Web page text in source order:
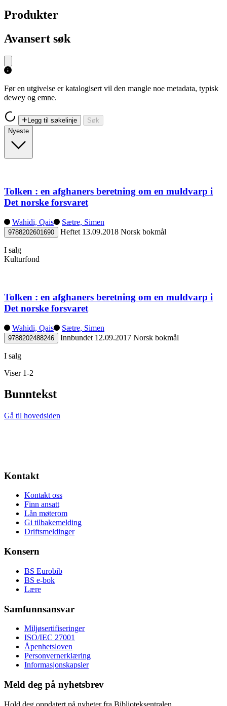
Produkter
Avansert søk
Før en utgivelse er katalogisert vil den mangle noe metadata, typisk
dewey og emne.
Legg til søkelinje
Søk
Nyeste
Tolken : en afghaners beretning om en muldvarp i
Det norske forsvaret
Wahidi, Qais Sætre, Simen
9788202601690 Heftet 13.09.2018 Norsk bokmål
I salg
Kulturfond
Tolken : en afghaners beretning om en muldvarp i
Det norske forsvaret
Wahidi, Qais Sætre, Simen
9788202488246 Innbundet 12.09.2017 Norsk bokmål
I salg
Viser 1-2
Bunntekst
Gå til hovedsiden
Kontakt
Kontakt oss
Finn ansatt
Lån møterom
Gi tilbakemelding
Driftsmeldinger
Konsern
BS Eurobib
BS e-bok
Lære
Samfunnsansvar
Miljøsertifiseringer
ISO/IEC 27001
Åpenhetsloven
Personvernerklæring
Informasjonskapsler
Meld deg på nyhetsbrev
Hold deg oppdatert på nyheter fra Biblioteksentralen.